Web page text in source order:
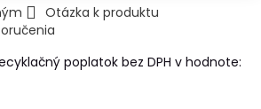
Otázka k produktu
poplatok bez DPH v hodnote: